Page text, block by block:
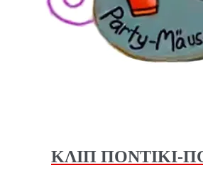
ΚΛΙΠ ΠΟΝΤΙΚΙ-